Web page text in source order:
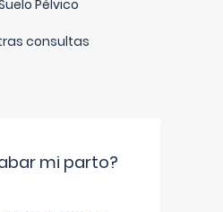
Pélvico
consultas
mi parto?